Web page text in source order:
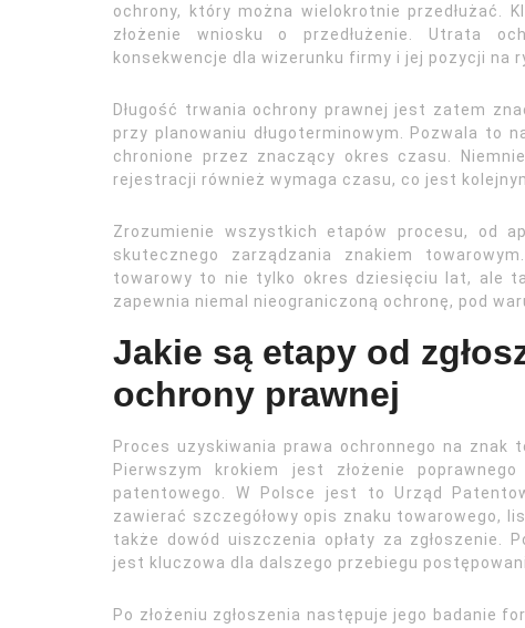
ochrony, który można wielokrotnie przedłużać.
złożenie wniosku o przedłużenie. Utrata
konsekwencje dla wizerunku firmy i jej pozycji na
Długość trwania ochrony prawnej jest zatem
przy planowaniu długoterminowym. Pozwala to
chronione przez znaczący okres czasu.
rejestracji również wymaga czasu, co jest
Zrozumienie wszystkich etapów procesu, od
skutecznego zarządzania znakiem
towarowy to nie tylko okres dziesięciu lat, ale
zapewnia niemal nieograniczoną ochronę, pod
Jakie są etapy od
ochrony prawnej
Proces uzyskiwania prawa ochronnego na
Pierwszym krokiem jest złożenie
patentowego. W Polsce jest to Urząd
zawierać szczegółowy opis znaku towarowego,
także dowód uiszczenia opłaty za zgłoszenie.
jest kluczowa dla dalszego przebiegu
Po złożeniu zgłoszenia następuje jego badanie